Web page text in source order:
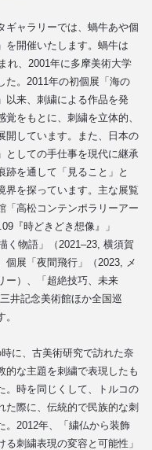
ギャラリーでは、蝸牛あや個
を開催いたします。蝸牛は
れ、2001年に多摩美術大学
た。2011年の初個展「海の
来、刺繍による作品を発
覚をもとに、刺繍を立体的、
開しています。また、日本の
としての手仕事を現代に継承
跡を通して「見ること」と
界を探っています。主な展覧
「高松コンテンポラリーアー
『時どきどき想像』」
く物語」（2021–23, 横須賀
個展「夜間飛行」（2023, メ
ー）、「超絶技巧、未来
井記念美術館ほか全国巡
に、古美術研究で訪れた奈
的な主題を刺繍で表現したも
。時を同じくして、トルコの
た際に、伝統的で民族的な刺
。2012年、「繍仏から装飾
る刺繍表現の変容と可能性」